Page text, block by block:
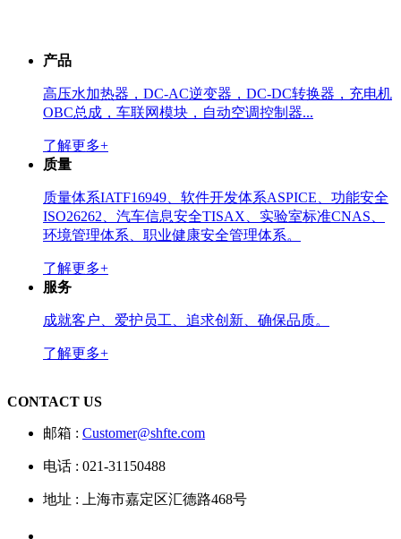
产品
高压水加热器，DC-AC逆变器，DC-DC转换器，充电机
OBC总成，车联网模块，自动空调控制器...
了解更多+
质量
质量体系IATF16949、软件开发体系ASPICE、功能安全
ISO26262、汽车信息安全TISAX、实验室标准CNAS、
环境管理体系、职业健康安全管理体系。
了解更多+
服务
成就客户、爱护员工、追求创新、确保品质。
了解更多+
CONTACT US
邮箱 : Customer@shfte.com
电话 : 021-31150488
地址 : 上海市嘉定区汇德路468号